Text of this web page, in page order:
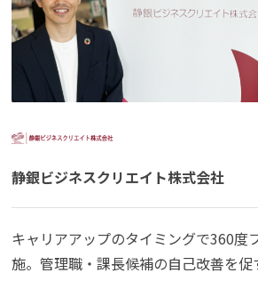
静銀ビジネスクリエイト株式会社
キャリアアップのタイミングで360度
施。管理職・課長候補の自己改善を促